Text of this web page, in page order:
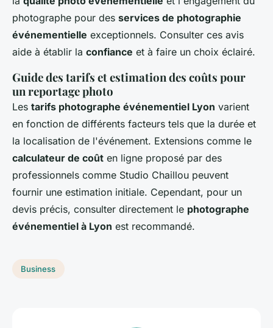
photographe pour des services de photographie
événementielle exceptionnels. Consulter ces avis
aide à établir la confiance et à faire un choix éclairé.
Guide des tarifs et estimation des coûts pour
un reportage photo
Les tarifs photographe événementiel Lyon varient
en fonction de différents facteurs tels que la durée et
la localisation de l'événement. Extensions comme le
calculateur de coût en ligne proposé par des
professionnels comme Studio Chaillou peuvent
fournir une estimation initiale. Cependant, pour un
devis précis, consulter directement le photographe
événementiel à Lyon est recommandé.
Business